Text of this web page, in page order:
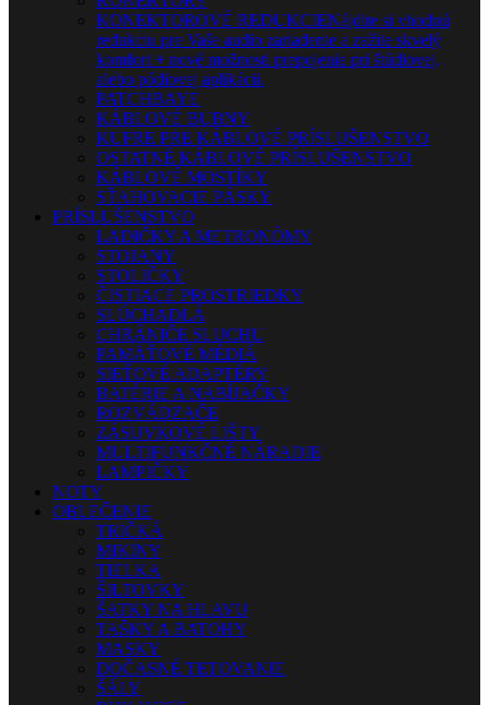
KONEKTOROVÉ REDUKCIENájdite si vhodnú
redukciu pre Vaše audio zariadenie a zažite skvelý
komfort + nové možnosti prepojenia pri štúdiovej,
alebo pódiovej aplikácii.
PATCHBAYE
KÁBLOVÉ BUBNY
KUFRE PRE KÁBLOVÉ PRÍSLUŠENSTVO
OSTATNÉ KÁBLOVÉ PRÍSLUŠENSTVO
KÁBLOVÉ MOSTÍKY
SŤAHOVACIE PÁSKY
PRÍSLUŠENSTVO
LADIČKY A METRONÓMY
STOJANY
STOLIČKY
ČISTIACE PROSTRIEDKY
SLÚCHADLÁ
CHRÁNIČE SLUCHU
PAMÄŤOVÉ MÉDIÁ
SIEŤOVÉ ADAPTÉRY
BATÉRIE A NABÍJAČKY
ROZVÁDZAČE
ZÁSUVKOVÉ LIŠTY
MULTIFUNKČNÉ NÁRADIE
LAMPIČKY
NOTY
OBLEČENIE
TRIČKÁ
MIKINY
TIELKA
ŠILTOVKY
ŠATKY NA HLAVU
TAŠKY A BATOHY
MASKY
DOČASNÉ TETOVANIE
ŠÁLY